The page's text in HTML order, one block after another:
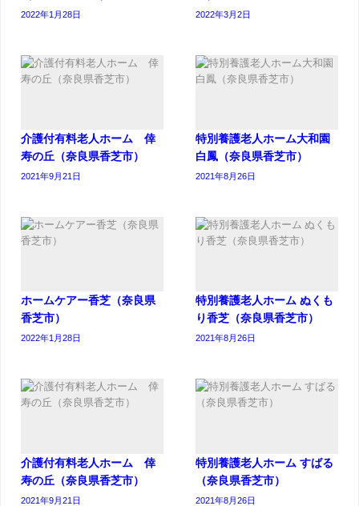
2022年1月28日 2022年3月2日
介護付有料老人ホーム 倖
寿の丘（奈良県香芝市）
2021年9月21日
特別養護老人ホーム大和園
白鳳（奈良県香芝市）
2021年8月26日
ホームケアー香芝（奈良県
香芝市）
2022年1月28日
特別養護老人ホーム ぬくも
り香芝（奈良県香芝市）
2021年8月26日
介護付有料老人ホーム 倖
寿の丘（奈良県香芝市）
2021年9月21日
特別養護老人ホーム すばる
（奈良県香芝市）
2021年8月26日